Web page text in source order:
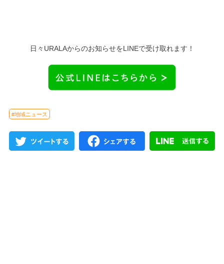
日々URALAからのお知らせをLINEで受け取れます！
#地域ニュース